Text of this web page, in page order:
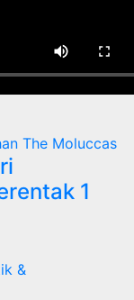
The Moluccas
1
&